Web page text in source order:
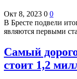
Окт 8, 2023 0 0
В Бресте подвели
являются первыми
Самый
стоит 1,2